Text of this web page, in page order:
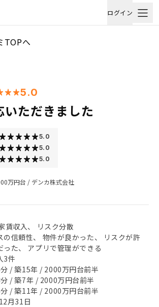
ログイン
TOPへ
5.0
いただきました
5.0
5.0
5.0
万円台 / デンカ株式会社
賃収入、 リスク分散
の信頼性、 物件が良かった、 リスクが許
った、 アプリで管理ができる
3件
/ 築15年 / 2000万円台前半
/ 築7年 / 2000万円台前半
/ 築11年 / 2000万円台前半
月31日